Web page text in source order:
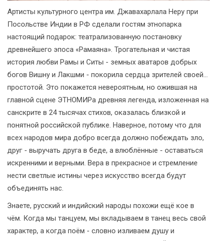
Артисты культурного центра им. Джавахарлала Неру при
Посольстве Индии в РФ сделали гостям этнопарка
настоящий подарок: театрализованную постановку
древнейшего эпоса «Рамаяна». Трогательная и чистая
история любви Рамы и Ситы - земных аватаров добрых
богов Вишну и Лакшми - покорила сердца зрителей своей…
простотой. Это покажется невероятным, но ожившая на
главной сцене ЭТНОМИРа древняя легенда, изложенная на
санскрите в 24 тысячах стихов, оказалась близкой и
понятной российской публике. Наверное, потому что для
всех народов мира добро всегда должно побеждать зло,
друг - выручать друга в беде, а влюблённые - оставаться
искренними и верными. Вера в прекрасное и стремление
нести светлые истины через искусство всегда будут
объединять нас.
Знаете, русский и индийский народы похожи ещё кое в
чём. Когда мы танцуем, мы вкладываем в танец весь свой
характер, а когда поём - словно изливаем душу и